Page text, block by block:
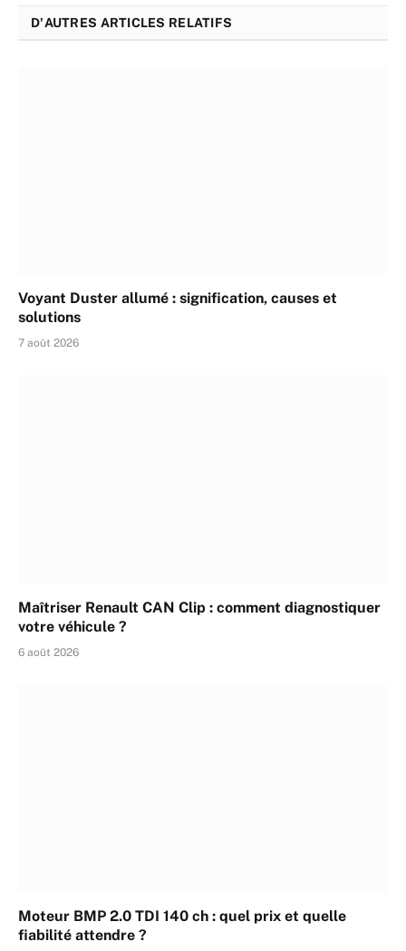
D'AUTRES ARTICLES RELATIFS
Voyant Duster allumé : signification, causes et
solutions
7 août 2026
Maîtriser Renault CAN Clip : comment diagnostiquer
votre véhicule ?
6 août 2026
Moteur BMP 2.0 TDI 140 ch : quel prix et quelle
fiabilité attendre ?